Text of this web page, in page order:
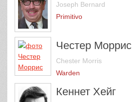
Joseph Bernard
Primitivo
Честер Моррис
Chester Morris
Warden
Кеннет Хейг